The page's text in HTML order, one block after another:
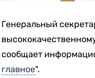
Генеральный
сообщает
главное".